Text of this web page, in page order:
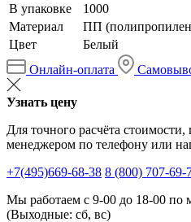
В упаковке
1000
Материал
ПП
Цвет
Белый
Онлайн-оплата
Узнать цену
Для точного расчёта
менеджером по телефону или
+7(495)669-68-38 8 (800) 707-69-
Мы работаем с 9-00 до 18-00 по
(Выходные: сб, вс)